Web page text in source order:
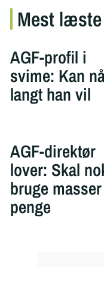
Mest læste
AGF-profil i
svime: Kan
langt han vil
AGF-direktør
lover: Skal
bruge
penge